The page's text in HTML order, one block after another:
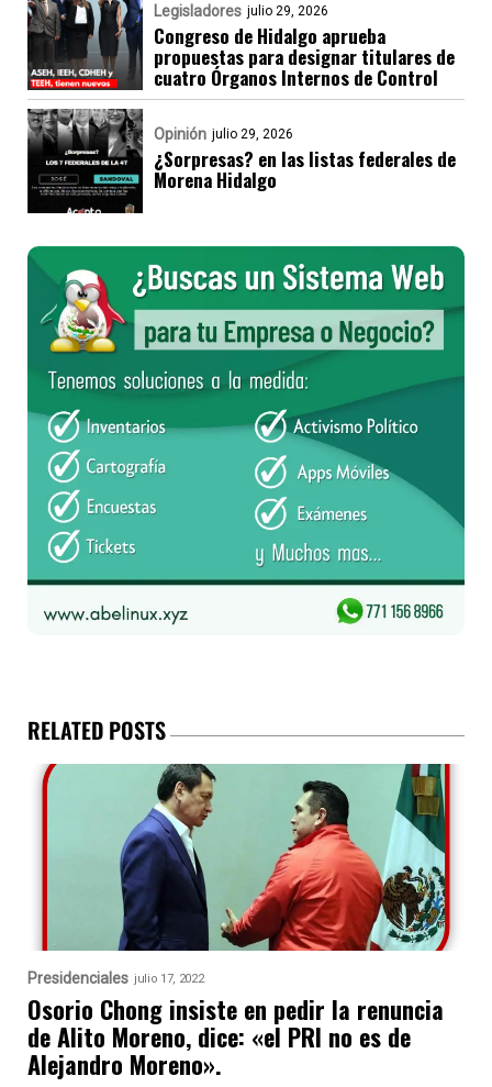
Legisladores julio 29, 2026
Congreso de Hidalgo aprueba
propuestas para designar titulares de
cuatro Órganos Internos de Control
Opinión julio 29, 2026
¿Sorpresas? en las listas federales de
Morena Hidalgo
RELATED POSTS
Presidenciales julio 17, 2022
Osorio Chong insiste en pedir la renuncia
de Alito Moreno, dice: «el PRI no es de
Alejandro Moreno».